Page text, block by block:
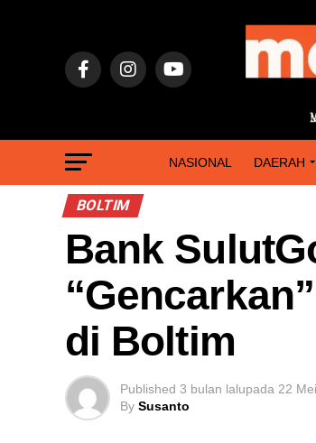
NASIONAL DAERAH
BOLTIM
Bank
di Boltim
Published 3 bulan lalupada 22
By Susanto